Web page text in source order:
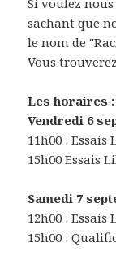
Si voulez
sachant que
le nom de
Vous
Les horaires :
Vendredi 6
11h00 : Essais
15h00 Essais
Samedi 7
12h00 : Essais
15h00 :